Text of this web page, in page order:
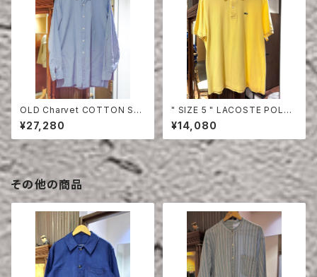
OLD Charvet COTTON SHI
RT
¥27,280
" SIZE 5 " LACOSTE POLO
SHIRT YELLOW
¥14,080
その他の商品